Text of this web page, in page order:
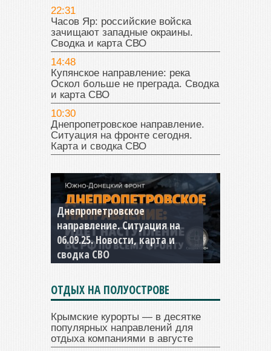
22:31
Часов Яр: российские войска
зачищают западные окраины.
Сводка и карта СВО
14:48
Купянское направление: река
Оскол больше не преграда. Сводка
и карта СВО
10:30
Днепропетровское направление.
Ситуация на фронте сегодня.
Карта и сводка СВО
Днепропетровское
направление. Ситуация на
06.09.25. Новости, карта и
сводка СВО
Константиновское
направление. Ситуация на
04.09.25 Новости, карта и
сводка СВО
ОТДЫХ НА ПОЛУОСТРОВЕ
Крымские курорты — в десятке
популярных направлений для
отдыха компаниями в августе